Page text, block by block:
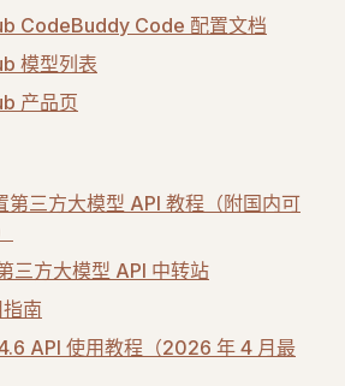
CodeBuddy Code 配置文档
模型列表
产品页
三方大模型 API 教程（附国内可
三方大模型 API 中转站
南
API 使用教程（2026 年 4 月最